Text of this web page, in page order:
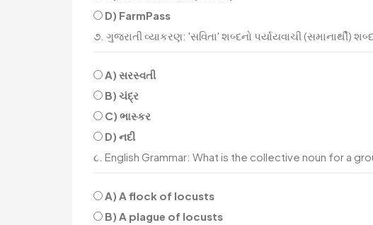
D) FarmPass
૭. ગુજરાતી વ્યાકરણ: 'સવિતા' શબ્દનો પર્યાયવાચી (સમાનાર્થી)
A) સરસ્વતી
B) ચંદ્ર
C) ભાસ્કર
D) નદી
૮. English Grammar: What is the collective noun for a
A) A flock of locusts
B) A plague of locusts